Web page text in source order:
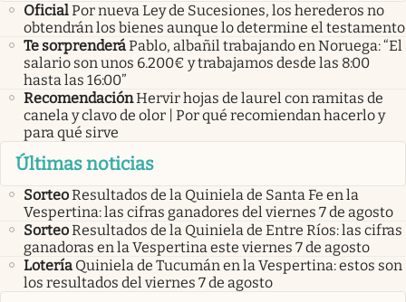
OficialPor nueva Ley de Sucesiones, los herederos no
obtendrán los bienes aunque lo determine el testamento
Te sorprenderáPablo, albañil trabajando en Noruega: “El
salario son unos 6.200€ y trabajamos desde las 8:00
hasta las 16:00”
RecomendaciónHervir hojas de laurel con ramitas de
canela y clavo de olor | Por qué recomiendan hacerlo y
para qué sirve
Últimas noticias
SorteoResultados de la Quiniela de Santa Fe en la
Vespertina: las cifras ganadores del viernes 7 de agosto
SorteoResultados de la Quiniela de Entre Ríos: las cifras
ganadoras en la Vespertina este viernes 7 de agosto
Lotería Quiniela de Tucumán en la Vespertina: estos son
los resultados del viernes 7 de agosto